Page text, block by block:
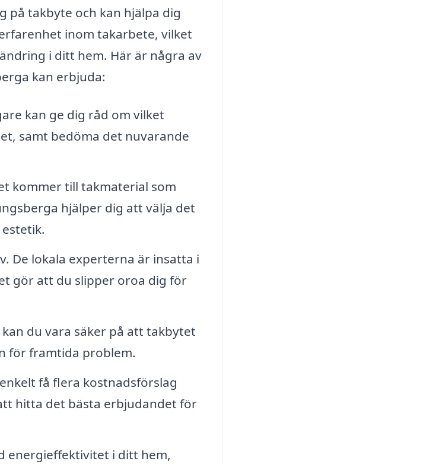
på takbyte och kan hjälpa dig
inom takarbete, vilket
i ditt hem. Här är några av
kan erbjuda:
kan ge dig råd om vilket
samt bedöma det nuvarande
kommer till takmaterial som
hjälper dig att välja det
De lokala experterna är insatta i
gör att du slipper oroa dig för
du vara säker på att takbytet
för framtida problem.
få flera kostnadsförslag
hitta det bästa erbjudandet för
energieffektivitet i ditt hem,